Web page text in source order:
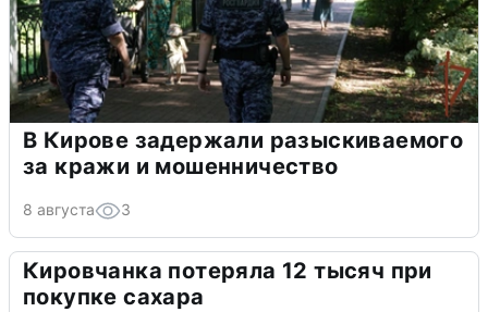
В Кирове задержали разыскиваемого
за кражи и мошенничество
8 августа 3
Кировчанка потеряла 12 тысяч при
покупке сахара